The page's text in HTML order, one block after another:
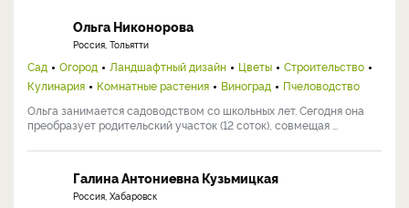
Ольга Никонорова
Россия, Тольятти
Сад Огород Ландшафтный дизайн Цветы
Строительство
Кулинария
Комнатные растения Виноград
Пчеловодство
Ольга занимается садоводством со школьных лет. Сегодня она
преобразует родительский участок (12 соток), совмещая ...
Галина Антониевна Кузьмицкая
Россия, Хабаровск